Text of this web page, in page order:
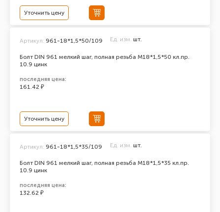
Уточнить цену
Болт DIN 961 мелкий шаг, полная резьба M18*1,5*50 кл.пр.
10.9 цинк
Артикул: 961-18*1,5*50/109 Ед. изм. шт.
последняя цена:
161.42 ₽
Уточнить цену
Болт DIN 961 мелкий шаг, полная резьба M18*1,5*35 кл.пр.
10.9 цинк
Артикул: 961-18*1,5*35/109 Ед. изм. шт.
последняя цена:
132.62 ₽